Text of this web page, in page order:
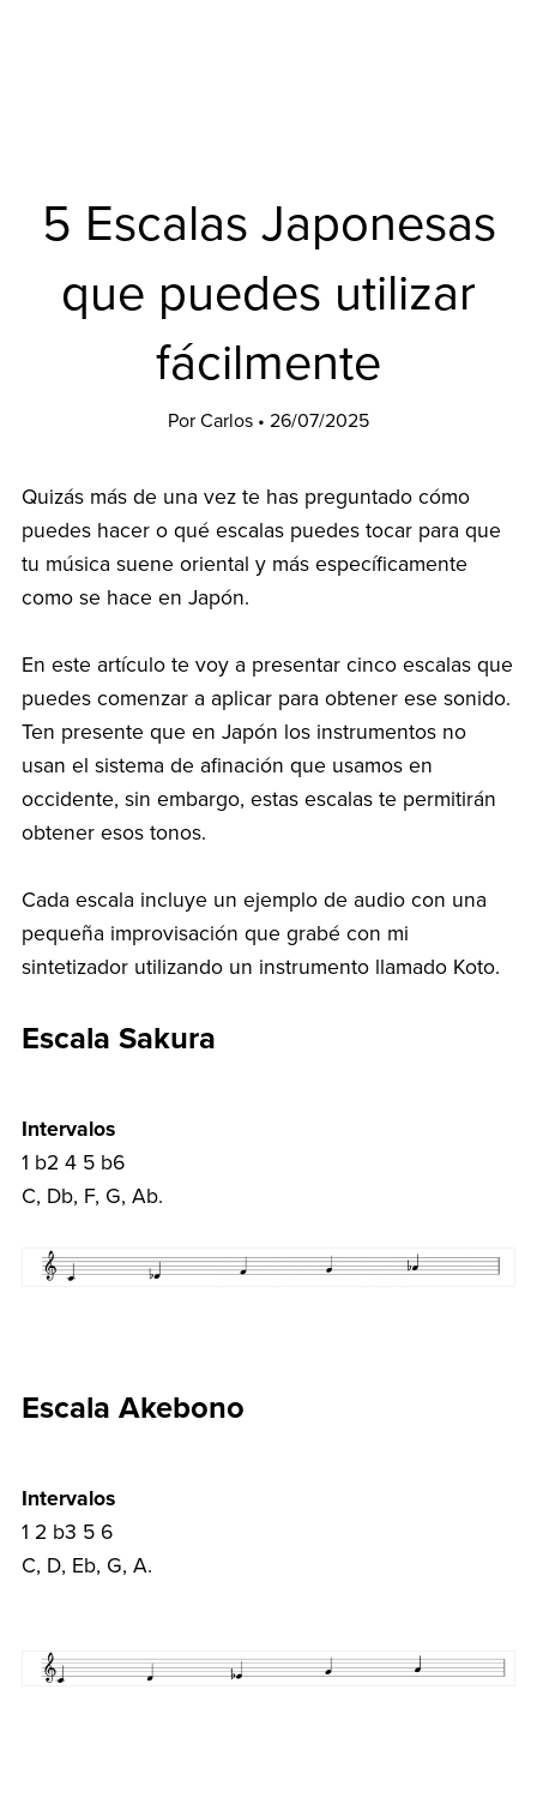
5 Escalas Japonesas
que puedes utilizar
fácilmente
Por Carlos 26/07/2025
Quizás más de una vez te has preguntado cómo
puedes hacer o qué escalas puedes tocar para que
tu música suene oriental y más específicamente
como se hace en Japón.
En este artículo te voy a presentar cinco escalas que
puedes comenzar a aplicar para obtener ese sonido.
Ten presente que en Japón los instrumentos no
usan el sistema de afinación que usamos en
occidente, sin embargo, estas escalas te permitirán
obtener esos tonos.
Cada escala incluye un ejemplo de audio con una
pequeña improvisación que grabé con mi
sintetizador utilizando un instrumento llamado Koto.
Escala Sakura
Intervalos
1 b2 4 5 b6
C, Db, F, G, Ab.
Escala Akebono
Intervalos
1 2 b3 5 6
C, D, Eb, G, A.